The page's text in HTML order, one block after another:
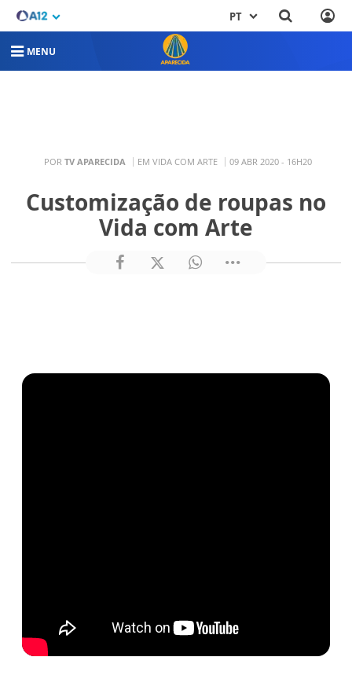
PT
MENU
POR TV APARECIDA EM VIDA COM ARTE 09 ABR 2020 - 16H20
Customização de roupas no
Vida com Arte